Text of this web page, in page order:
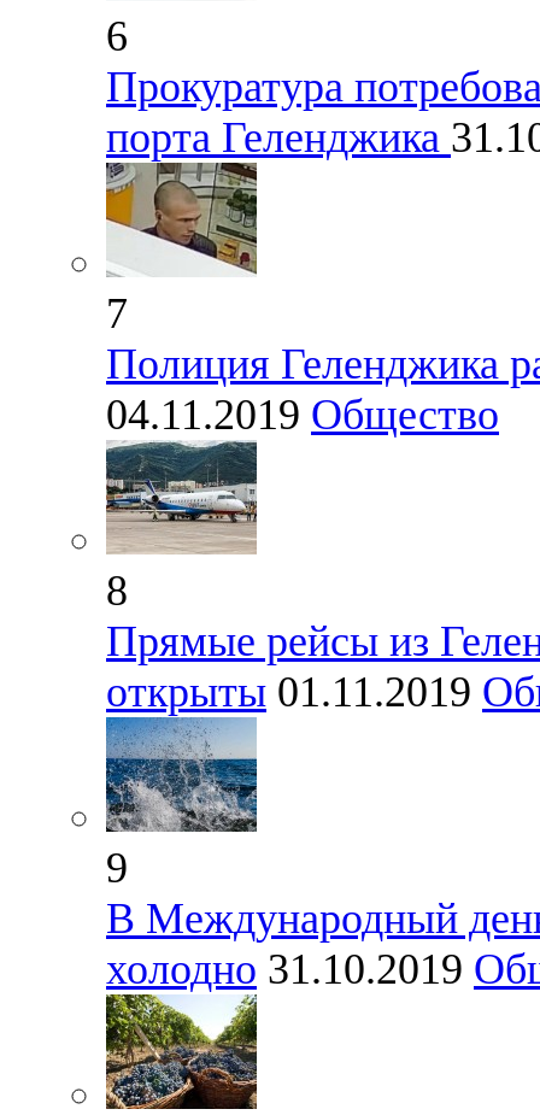
6
Прокуратура
порта Геленджика
7
Полиция Геленджика
04.11.2019 Общество
8
Прямые рейсы из
открыты 01.11.2019
9
В Международный
холодно 31.10.2019